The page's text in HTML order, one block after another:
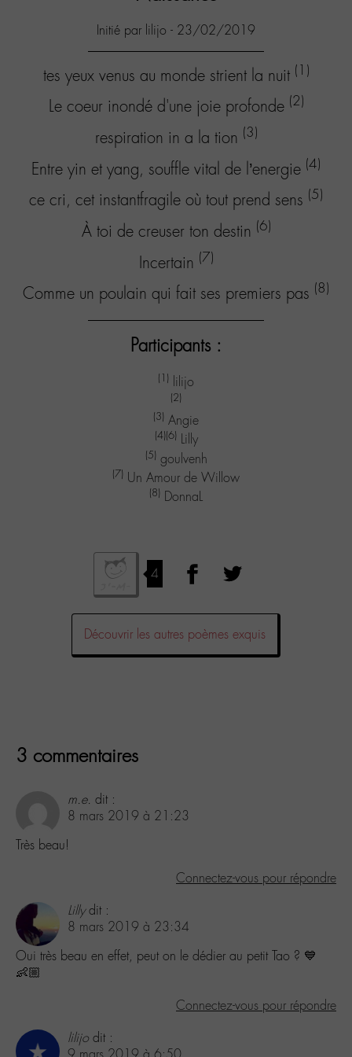
Initié par lilijo - 23/02/2019
tes yeux venus au monde strient la nuit (1)
Le coeur inondé d'une joie profonde (2)
respiration in a la tion (3)
Entre yin et yang, souffle vital de l’energie (4)
ce cri, cet instantfragile où tout prend sens (5)
À toi de creuser ton destin (6)
Incertain (7)
Comme un poulain qui fait ses premiers pas (8)
Participants :
(1) lilijo
(2)
(3) Angie
(4)(6) Lilly
(5) goulvenh
(7) Un Amour de Willow
(8) DonnaL
4
Découvrir les autres poèmes exquis
3 commentaires
m.e. dit :
8 mars 2019 à 21:23
Très beau!
Connectez-vous pour répondre
Lilly dit :
8 mars 2019 à 23:34
Oui très beau en effet, peut on le dédier au petit Tao ? 💙
👶🏼
Connectez-vous pour répondre
lilijo dit :